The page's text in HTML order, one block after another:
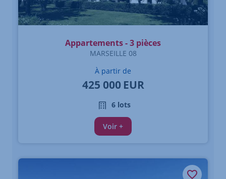
Appartements - 3 pièces
MARSEILLE 08
À partir de
425 000 EUR
6 lots
Voir +